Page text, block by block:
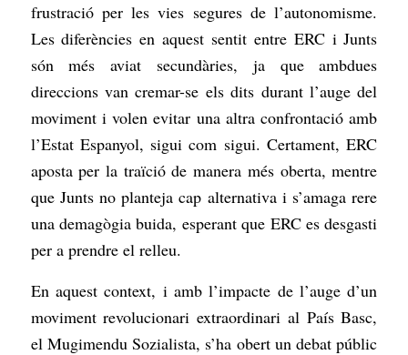
frustració per les vies segures de l’autonomisme.
Les diferències en aquest sentit entre ERC i Junts
són més aviat secundàries, ja que ambdues
direccions van cremar-se els dits durant l’auge del
moviment i volen evitar una altra confrontació amb
l’Estat Espanyol, sigui com sigui. Certament, ERC
aposta per la traïció de manera més oberta, mentre
que Junts no planteja cap alternativa i s’amaga rere
una demagògia buida, esperant que ERC es desgasti
per a prendre el relleu.
En aquest context, i amb l’impacte de l’auge d’un
moviment revolucionari extraordinari al País Basc,
el Mugimendu Sozialista, s’ha obert un debat públic